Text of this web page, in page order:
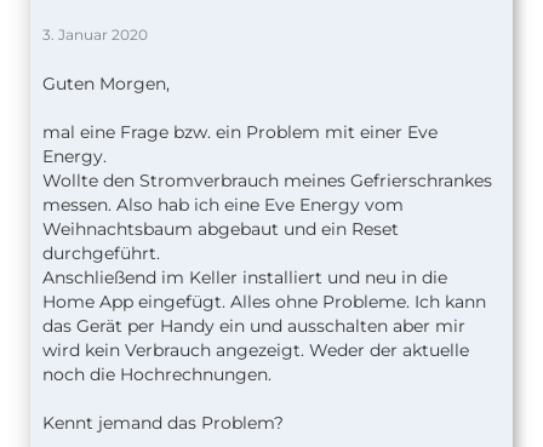
3. Januar 2020
Guten Morgen,
mal eine Frage bzw. ein Problem mit einer Eve
Energy.
Wollte den Stromverbrauch meines Gefrierschrankes
messen. Also hab ich eine Eve Energy vom
Weihnachtsbaum abgebaut und ein Reset
durchgeführt.
Anschließend im Keller installiert und neu in die
Home App eingefügt. Alles ohne Probleme. Ich kann
das Gerät per Handy ein und ausschalten aber mir
wird kein Verbrauch angezeigt. Weder der aktuelle
noch die Hochrechnungen.
Kennt jemand das Problem?